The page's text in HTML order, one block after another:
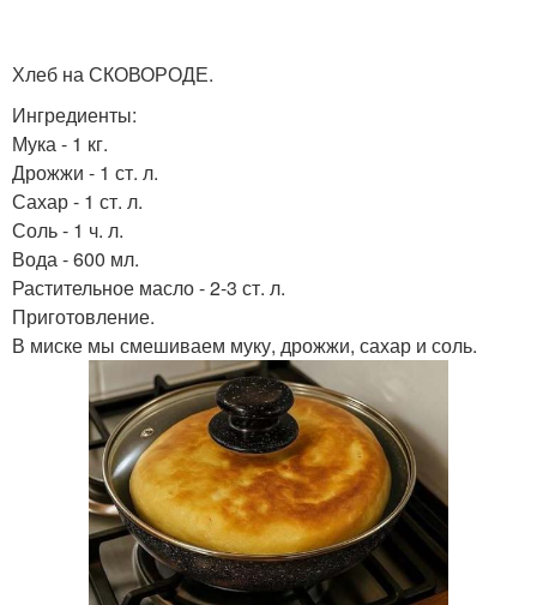
Хлеб на СКОВОРОДЕ.
Ингредиенты:
Мука - 1 кг.
Дрожжи - 1 ст. л.
Сахар - 1 ст. л.
Соль - 1 ч. л.
Вода - 600 мл.
Растительное масло - 2-3 ст. л.
Приготовление.
В миске мы смешиваем муку, дрожжи, сахар и соль.